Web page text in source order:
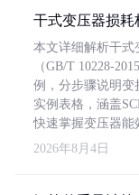
干式变压器损
本文详细解析干式
（GB/T 10228-
例，分步骤说明变
实例表格，涵盖
快速掌握变压器能
2026年8月4日